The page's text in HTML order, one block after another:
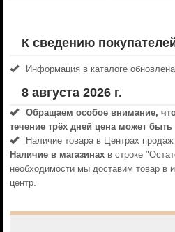
К сведению
Информация в каталоге обновлена
8 августа 2026 г.
Обращаем особое внимание,
течениe трёх дней цена может быть
Наличие товара в Центрах
Наличие в магазинахв строке
необходимости мы доставим товар
центр.